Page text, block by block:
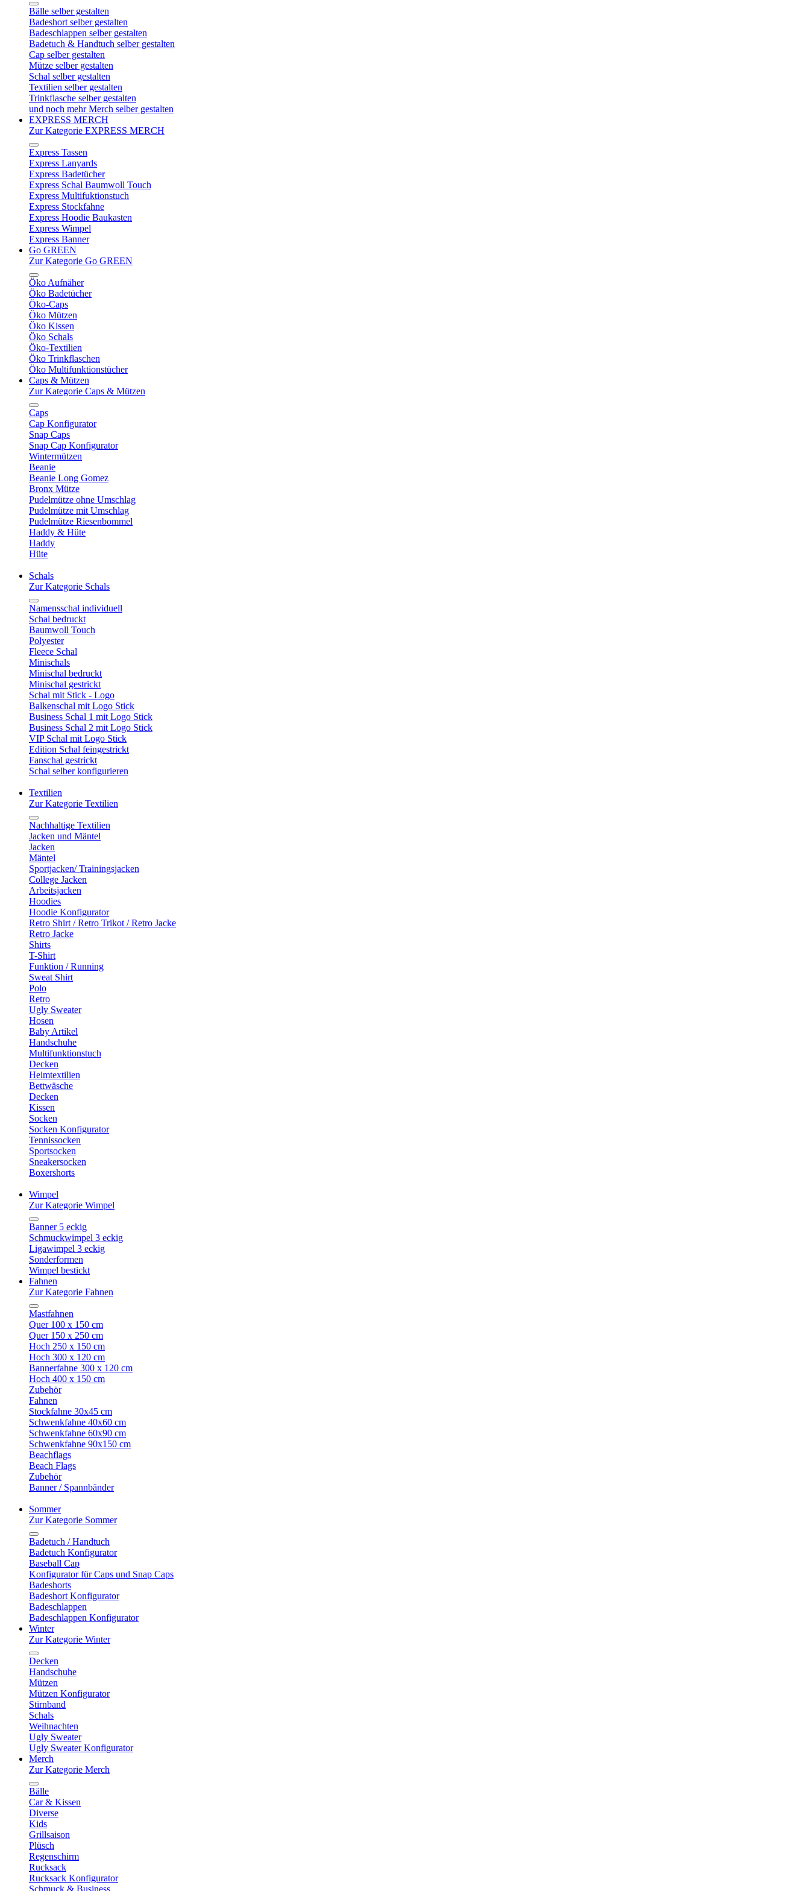
Bälle selber gestalten
Badeshort selber gestalten
Badeschlappen selber gestalten
Badetuch & Handtuch selber gestalten
Cap selber gestalten
Mütze selber gestalten
Schal selber gestalten
Textilien selber gestalten
Trinkflasche selber gestalten
und noch mehr Merch selber gestalten
EXPRESS MERCH
Zur Kategorie EXPRESS MERCH
Express Tassen
Express Lanyards
Express Badetücher
Express Schal Baumwoll Touch
Express Multifuktionstuch
Express Stockfahne
Express Hoodie Baukasten
Express Wimpel
Express Banner
Go GREEN
Zur Kategorie Go GREEN
Öko Aufnäher
Öko Badetücher
Öko-Caps
Öko Mützen
Öko Kissen
Öko Schals
Öko-Textilien
Öko Trinkflaschen
Öko Multifunktionstücher
Caps & Mützen
Zur Kategorie Caps & Mützen
Caps
Cap Konfigurator
Snap Caps
Snap Cap Konfigurator
Wintermützen
Beanie
Beanie Long Gomez
Bronx Mütze
Pudelmütze ohne Umschlag
Pudelmütze mit Umschlag
Pudelmütze Riesenbommel
Haddy & Hüte
Haddy
Hüte
Schals
Zur Kategorie Schals
Namensschal individuell
Schal bedruckt
Baumwoll Touch
Polyester
Fleece Schal
Minischals
Minischal bedruckt
Minischal gestrickt
Schal mit Stick - Logo
Balkenschal mit Logo Stick
Business Schal 1 mit Logo Stick
Business Schal 2 mit Logo Stick
VIP Schal mit Logo Stick
Edition Schal feingestrickt
Fanschal gestrickt
Schal selber konfigurieren
Textilien
Zur Kategorie Textilien
Nachhaltige Textilien
Jacken und Mäntel
Jacken
Mäntel
Sportjacken/ Trainingsjacken
College Jacken
Arbeitsjacken
Hoodies
Hoodie Konfigurator
Retro Shirt / Retro Trikot / Retro Jacke
Retro Jacke
Shirts
T-Shirt
Funktion / Running
Sweat Shirt
Polo
Retro
Ugly Sweater
Hosen
Baby Artikel
Handschuhe
Multifunktionstuch
Decken
Heimtextilien
Bettwäsche
Decken
Kissen
Socken
Socken Konfigurator
Tennissocken
Sportsocken
Sneakersocken
Boxershorts
Wimpel
Zur Kategorie Wimpel
Banner 5 eckig
Schmuckwimpel 3 eckig
Ligawimpel 3 eckig
Sonderformen
Wimpel bestickt
Fahnen
Zur Kategorie Fahnen
Mastfahnen
Quer 100 x 150 cm
Quer 150 x 250 cm
Hoch 250 x 150 cm
Hoch 300 x 120 cm
Bannerfahne 300 x 120 cm
Hoch 400 x 150 cm
Zubehör
Fahnen
Stockfahne 30x45 cm
Schwenkfahne 40x60 cm
Schwenkfahne 60x90 cm
Schwenkfahne 90x150 cm
Beachflags
Beach Flags
Zubehör
Banner / Spannbänder
Sommer
Zur Kategorie Sommer
Badetuch / Handtuch
Badetuch Konfigurator
Baseball Cap
Konfigurator für Caps und Snap Caps
Badeshorts
Badeshort Konfigurator
Badeschlappen
Badeschlappen Konfigurator
Winter
Zur Kategorie Winter
Decken
Handschuhe
Mützen
Mützen Konfigurator
Stirnband
Schals
Weihnachten
Ugly Sweater
Ugly Sweater Konfigurator
Merch
Zur Kategorie Merch
Bälle
Car & Kissen
Diverse
Kids
Grillsaison
Plüsch
Regenschirm
Rucksack
Rucksack Konfigurator
Schmuck & Business